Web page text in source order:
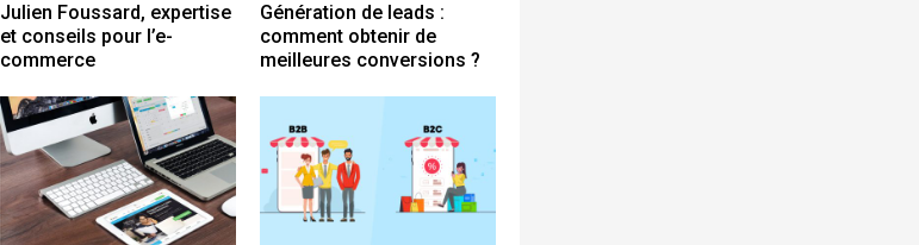
Julien Foussard, expertise
et conseils pour l’e-
commerce
Génération de leads :
comment obtenir de
meilleures conversions ?